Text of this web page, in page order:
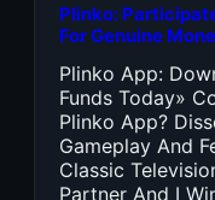
Plinko:
For Genuine
Plinko App:
Funds Today»
Plinko App?
Gameplay And
Classic
Partner And I